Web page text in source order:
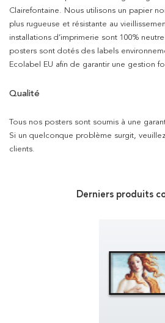
Clairefontaine. Nous utilisons un papier
plus rugueuse et résistante au
installations d’imprimerie sont 100%
posters sont dotés des labels
Ecolabel EU afin de garantir une gestion
Qualité
Tous nos posters sont soumis à une
Si un quelconque problème surgit,
clients.
Derniers produits